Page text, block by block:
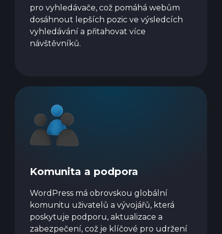
pro vyhledávače, což pomáhá webům
dosáhnout lepších pozic ve výsledcích
vyhledávání a přitahovat více
návštěvníků.
Komunita a podpora
WordPress má obrovskou globální
komunitu uživatelů a vývojářů, která
poskytuje podporu, aktualizace a
zabezpečení, což je klíčové pro udržení